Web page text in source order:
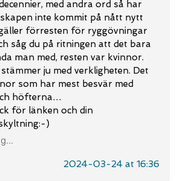
med andra ord så har
inte kommit på nått nytt
förresten för ryggövningar
såg du på ritningen att det bara
man med, resten var kvinnor.
ju med verkligheten. Det
som har mest besvär med
höfterna…
för länken och din
)
2024-03-24 at 16:36